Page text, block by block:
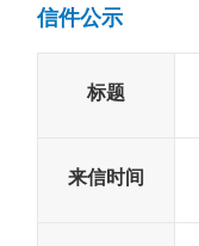
政务资阳
政务服务
信件公示
标题
来信时间